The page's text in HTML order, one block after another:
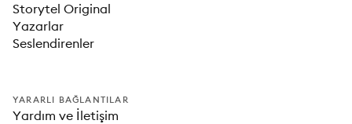
Storytel Original
Yazarlar
Seslendirenler
YARARLI BAĞLANTILAR
Yardım ve İletişim